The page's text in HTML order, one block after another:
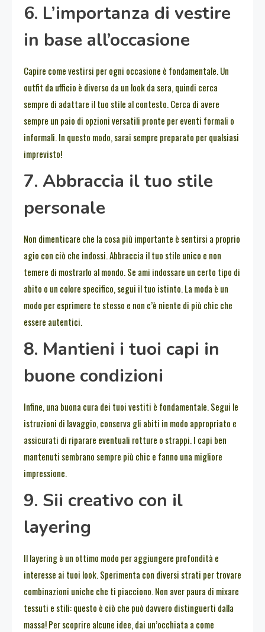
6. L’importanza di vestire
in base all’occasione
Capire come vestirsi per ogni occasione è fondamentale. Un
outfit da ufficio è diverso da un look da sera, quindi cerca
sempre di adattare il tuo stile al contesto. Cerca di avere
sempre un paio di opzioni versatili pronte per eventi formali o
informali. In questo modo, sarai sempre preparato per qualsiasi
imprevisto!
7. Abbraccia il tuo stile
personale
Non dimenticare che la cosa più importante è sentirsi a proprio
agio con ciò che indossi. Abbraccia il tuo stile unico e non
temere di mostrarlo al mondo. Se ami indossare un certo tipo di
abito o un colore specifico, segui il tuo istinto. La moda è un
modo per esprimere te stesso e non c’è niente di più chic che
essere autentici.
8. Mantieni i tuoi capi in
buone condizioni
Infine, una buona cura dei tuoi vestiti è fondamentale. Segui le
istruzioni di lavaggio, conserva gli abiti in modo appropriato e
assicurati di riparare eventuali rotture o strappi. I capi ben
mantenuti sembrano sempre più chic e fanno una migliore
impressione.
9. Sii creativo con il
layering
Il layering è un ottimo modo per aggiungere profondità e
interesse ai tuoi look. Sperimenta con diversi strati per trovare
combinazioni uniche che ti piacciono. Non aver paura di mixare
tessuti e stili: questo è ciò che può davvero distinguerti dalla
massa! Per scoprire alcune idee, dai un’occhiata a come